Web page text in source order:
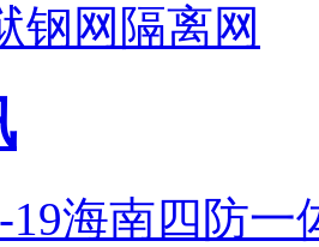
钢网隔离网
19海南四防一